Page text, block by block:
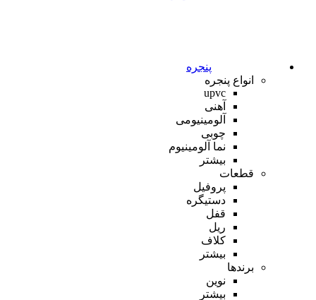
پنجره
انواع پنجره
upvc
آهنی
آلومینیومی
چوبی
نما آلومینیوم
بیشتر
قطعات
پروفیل
دستیگره
قفل
ریل
کلاف
بیشتر
برندها
نوین
بیشتر